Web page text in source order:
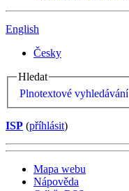
English
Česky
Hledat
Plnotextové vyhledávání
ISP (příhlásit)
Mapa webu
Nápověda